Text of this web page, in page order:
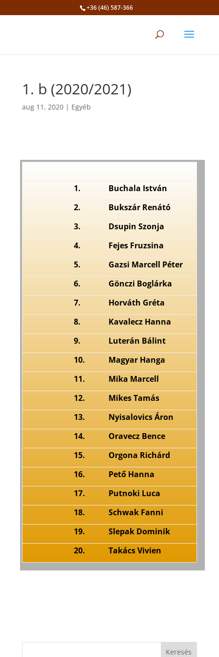
+36 (46) 587-366
1. b (2020/2021)
aug 11, 2020| Egyéb
1.
Buchala István
2.
Bukszár Renátó
3.
Dsupin Szonja
4.
Fejes Fruzsina
5.
Gazsi Marcell Péter
6.
Gönczi Boglárka
7.
Horváth Gréta
8.
Kavalecz Hanna
9.
Luterán Bálint
10.
Magyar Hanga
11.
Mika Marcell
12.
Mikes Tamás
13.
Nyisalovics Áron
14.
Oravecz Bence
15.
Orgona Richárd
16.
Pető Hanna
17.
Putnoki Luca
18.
Schwak Fanni
19.
Slepak Dominik
20.
Takács Vivien